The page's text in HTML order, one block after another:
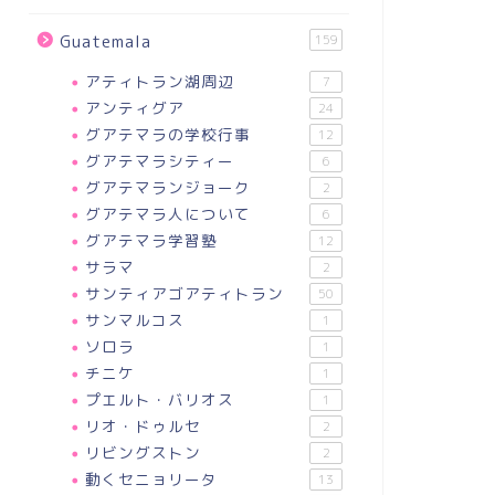
Guatemala 159
アティトラン湖周辺 7
アンティグア 24
グアテマラの学校行事 12
グアテマラシティー 6
グアテマランジョーク 2
グアテマラ人について 6
グアテマラ学習塾 12
サラマ 2
サンティアゴアティトラン 50
サンマルコス 1
ソロラ 1
チニケ 1
プエルト・バリオス 1
リオ・ドゥルセ 2
リビングストン 2
動くセニョリータ 13